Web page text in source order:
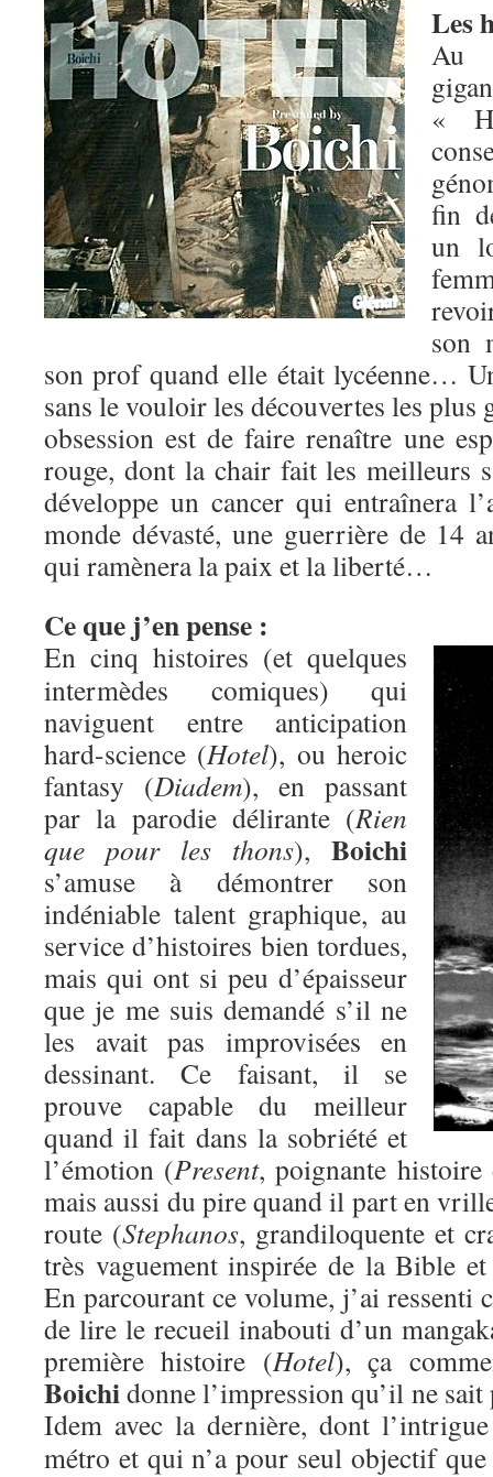
Les
Au
«
fin
un
son
son prof quand elle était lycéenne…
sans le vouloir les découvertes les plus
obsession est de faire renaître une
rouge, dont la chair fait les meilleurs
développe un cancer qui entraînera
monde dévasté, une guerrière de 14
qui ramènera la paix et la liberté…
Ce que j’en pense :
En cinq histoires (et quelques
intermèdes comiques) qui
naviguent entre anticipation
hard-science (Hotel), ou heroic
fantasy (Diadem), en passant
par la parodie délirante (Rien
que pour les thons), Boichi
s’amuse à démontrer son
indéniable talent graphique, au
service d’histoires bien tordues,
mais qui ont si peu d’épaisseur
que je me suis demandé s’il ne
les avait pas improvisées en
dessinant. Ce faisant, il se
prouve capable du meilleur
quand il fait dans la sobriété et
l’émotion (Present, poignante
mais aussi du pire quand il part en
route (Stephanos, grandiloquente et
très vaguement inspirée de la Bible
En parcourant ce volume, j’ai ressenti
de lire le recueil inabouti d’un
première histoire (Hotel), ça
Boichidonne l’impression qu’il ne
Idem avec la dernière, dont
métro et qui n’a pour seul objectif